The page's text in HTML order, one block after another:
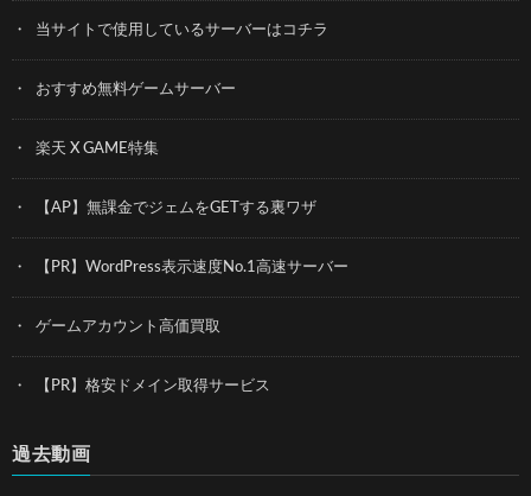
当サイトで使用しているサーバーはコチラ
おすすめ無料ゲームサーバー
楽天 X GAME特集
【AP】無課金でジェムをGETする裏ワザ
【PR】WordPress表示速度No.1高速サーバー
ゲームアカウント高価買取
【PR】格安ドメイン取得サービス
過去動画